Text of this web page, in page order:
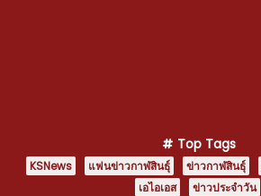
Top Tags
KSNews แฟนข่าวกาฬสินธุ์ ข่าวกาฬสินธุ์
เอไอเอส
ข่าวประจำวัน